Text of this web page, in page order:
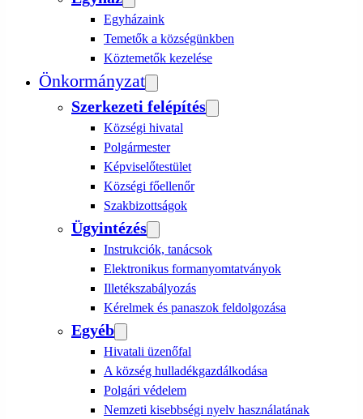
Egyházaink
Temetők a községünkben
Köztemetők kezelése
Önkormányzat
Szerkezeti felépítés
Községi hivatal
Polgármester
Képviselőtestület
Községi főellenőr
Szakbizottságok
Ügyintézés
Instrukciók, tanácsok
Elektronikus formanyomtatványok
Illetékszabályozás
Kérelmek és panaszok feldolgozása
Egyéb
Hivatali üzenőfal
A község hulladékgazdálkodása
Polgári védelem
Nemzeti kisebbségi nyelv használatának